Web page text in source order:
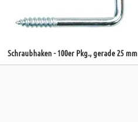
Schraubhaken - 100er Pkg., gerade 25 mm